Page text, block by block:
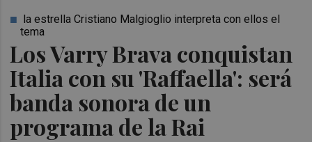
Los Varry Brava conquistan
Italia con su 'Raffaella': será
banda sonora de un
programa de la Rai
la estrella Cristiano Malgioglio interpreta con ellos el
tema